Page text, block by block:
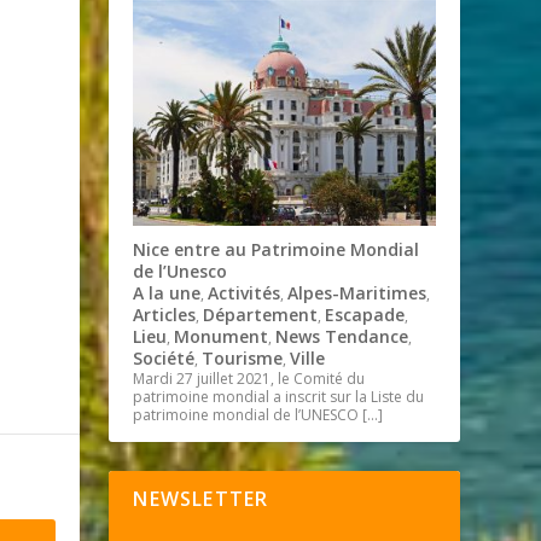
Nice entre au Patrimoine Mondial
de l’Unesco
A la une,Activités,Alpes-Maritimes,
Articles, Département, Escapade,
Lieu, Monument, News Tendance,
Société, Tourisme,Ville
Mardi 27 juillet 2021, le Comité du
patrimoine mondial a inscrit sur la Liste du
patrimoine mondial de l’UNESCO […]
NEWSLETTER